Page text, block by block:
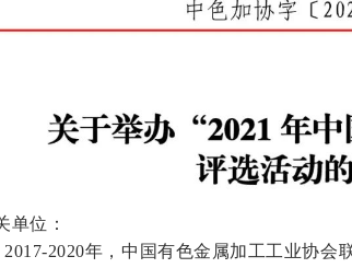
单位：
2017-2020年，中国有色金属加工工业协会